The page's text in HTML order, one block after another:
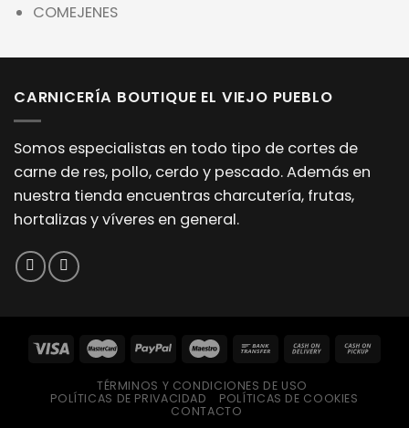
COMEJENES
CARNICERÍA BOUTIQUE EL VIEJO PUEBLO
Somos especialistas en todo tipo de cortes de
carne de res, pollo, cerdo y pescado. Además en
nuestra tienda encuentras charcutería, frutas,
hortalizas y víveres en general.
TÉRMINOS Y CONDICIONES DE USO
POLÍTICAS DE PRIVACIDAD
POLÍTICAS DE COOKIES
CONTACTO